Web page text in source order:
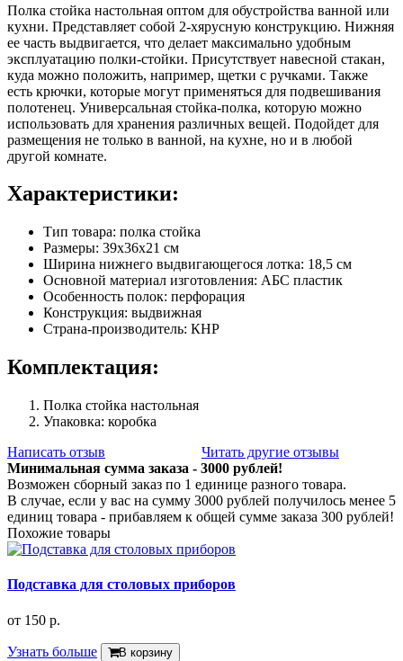
Полка стойка настольная оптом для обустройства ванной или
кухни. Представляет собой 2-хярусную конструкцию. Нижняя
ее часть выдвигается, что делает максимально удобным
эксплуатацию полки-стойки. Присутствует навесной стакан,
куда можно положить, например, щетки с ручками. Также
есть крючки, которые могут применяться для подвешивания
полотенец. Универсальная стойка-полка, которую можно
использовать для хранения различных вещей. Подойдет для
размещения не только в ванной, на кухне, но и в любой
другой комнате.
Характеристики:
Тип товара: полка стойка
Размеры: 39х36х21 см
Ширина нижнего выдвигающегося лотка: 18,5 см
Основной материал изготовления: АБС пластик
Особенность полок: перфорация
Конструкция: выдвижная
Страна-производитель: КНР
Комплектация:
Полка стойка настольная
Упаковка: коробка
Написать отзыв
Читать другие отзывы
Минимальная сумма заказа - 3000 рублей!
Возможен сборный заказ по 1 единице разного товара.
В случае, если у вас на сумму 3000 рублей получилось менее 5
единиц товара - прибавляем к общей сумме заказа 300 рублей!
Похожие товары
Подставка для столовых приборов
от 150 р.
Узнать больше В корзину